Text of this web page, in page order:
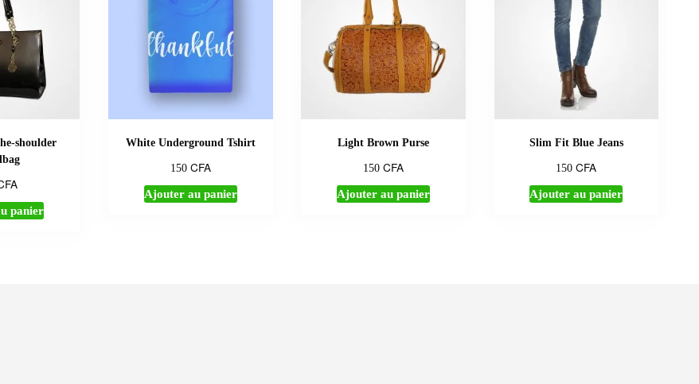
shoulder
panier
White Underground Tshirt
150 CFA
Ajouter au panier
Light Brown Purse
150CFA
Ajouter au panier
Slim Fit Blue Jeans
150CFA
Ajouter au panier